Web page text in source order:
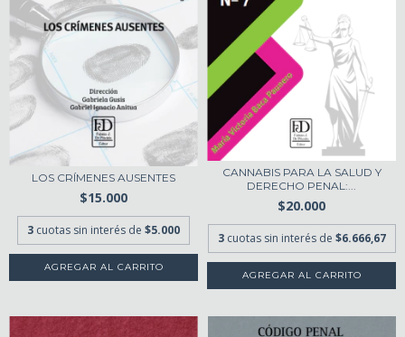
LOS CRÍMENES AUSENTES
$15.000
3 cuotas sin interés de $5.000
CANNABIS PARA LA SALUD Y
DERECHO PENAL:...
$20.000
3 cuotas sin interés de $6.666,67